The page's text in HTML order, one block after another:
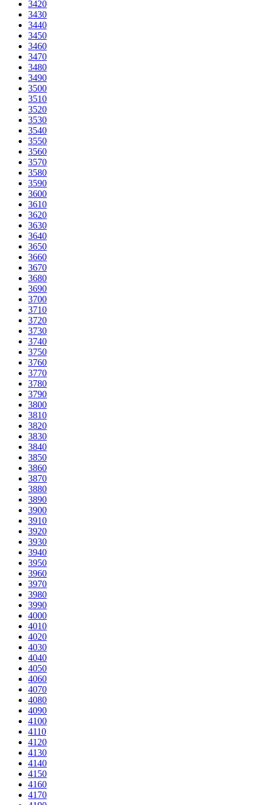
3420
3430
3440
3450
3460
3470
3480
3490
3500
3510
3520
3530
3540
3550
3560
3570
3580
3590
3600
3610
3620
3630
3640
3650
3660
3670
3680
3690
3700
3710
3720
3730
3740
3750
3760
3770
3780
3790
3800
3810
3820
3830
3840
3850
3860
3870
3880
3890
3900
3910
3920
3930
3940
3950
3960
3970
3980
3990
4000
4010
4020
4030
4040
4050
4060
4070
4080
4090
4100
4110
4120
4130
4140
4150
4160
4170